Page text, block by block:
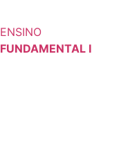
ENSINO
FUNDAMENTAL I